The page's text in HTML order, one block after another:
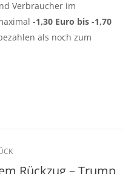
Verbraucher im
-1,30 Euro bis -1,70
als noch zum
Rückzug – Trump